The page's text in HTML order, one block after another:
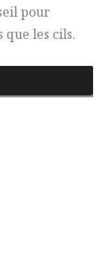
pour
les cils.